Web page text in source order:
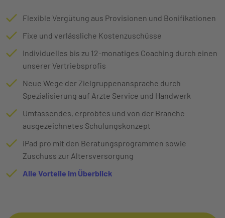
Flexible Vergütung aus Provisionen und Bonifikationen
Fixe und verlässliche Kostenzuschüsse
Individuelles bis zu 12-monatiges Coaching durch einen
unserer Vertriebsprofis
Neue Wege der Zielgruppenansprache durch
Spezialisierung auf Ärzte Service und Handwerk
Umfassendes, erprobtes und von der Branche
ausgezeichnetes Schulungskonzept
iPad pro mit den Beratungsprogrammen sowie
Zuschuss zur Altersversorgung
Alle Vorteile im Überblick